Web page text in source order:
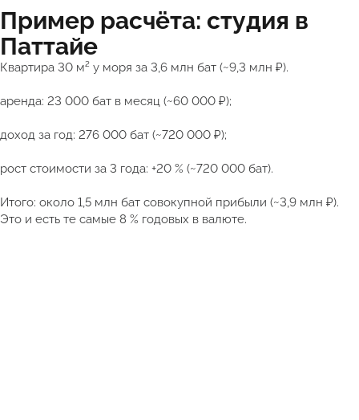
Пример расчёта: студия в
Паттайе
Квартира 30 м² у моря за 3,6 млн бат (~9,3 млн ₽).
аренда: 23 000 бат в месяц (~60 000 ₽);
доход за год: 276 000 бат (~720 000 ₽);
рост стоимости за 3 года: +20 % (~720 000 бат).
Итого: около 1,5 млн бат совокупной прибыли (~3,9 млн ₽).
Это и есть те самые 8 % годовых в валюте.